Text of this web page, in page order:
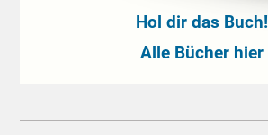
Hol dir das Buch!
Alle Bücher hier